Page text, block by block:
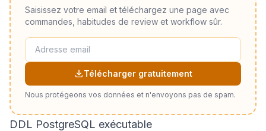
Saisissez votre email et téléchargez une page avec
commandes, habitudes de review et workflow sûr.
Télécharger gratuitement
Nous protégeons vos données et n'envoyons pas de spam.
DDL PostgreSQL exécutable